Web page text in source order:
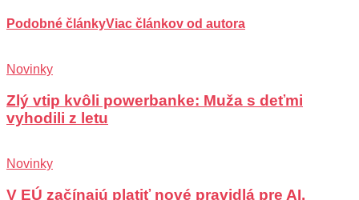
Podobné článkyViac článkov od autora
Novinky
Zlý vtip kvôli powerbanke: Muža s deťmi
vyhodili z letu
Novinky
V EÚ začínajú platiť nové pravidlá pre AI,